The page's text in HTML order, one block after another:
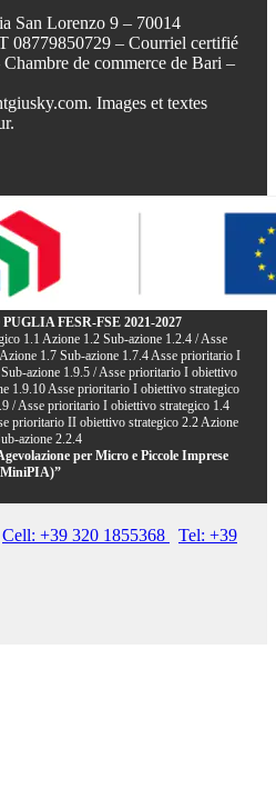
San Lorenzo 9 – 70014
08779850729 – Courriel certifié
de commerce de Bari –
Images et textes
FESR-FSE 2021-2027
1.1 Azione 1.2 Sub-azione 1.2.4 / Asse
1.7 Sub-azione 1.7.4 Asse prioritario I
azione 1.9.5 / Asse prioritario I obiettivo
1.9.10 Asse prioritario I obiettivo strategico
/ Asse prioritario I obiettivo strategico 1.4
prioritario II obiettivo strategico 2.2 Azione
azione 2.2.4
per Micro e Piccole Imprese
Cell: +39 320 1855368
Tel: +39